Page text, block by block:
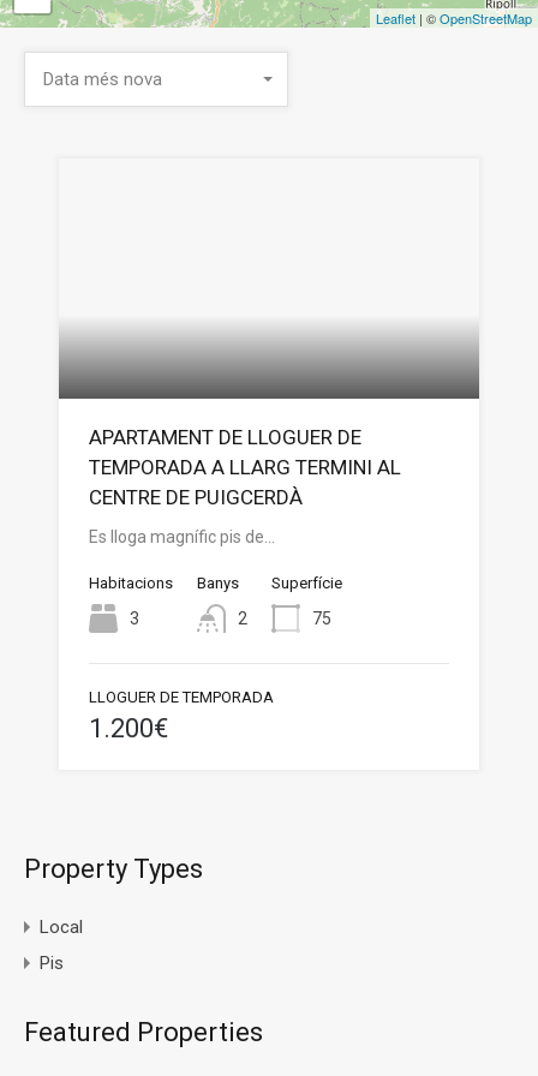
Leaflet | ©OpenStreetMap
Data més nova
APARTAMENT DE LLOGUER DE
TEMPORADA A LLARG TERMINI AL
CENTRE DE PUIGCERDÀ
Es lloga magnífic pis de…
Habitacions
3
Banys
2
Superfície
75
LLOGUER DE TEMPORADA
1.200€
Property Types
Local
Pis
Featured Properties